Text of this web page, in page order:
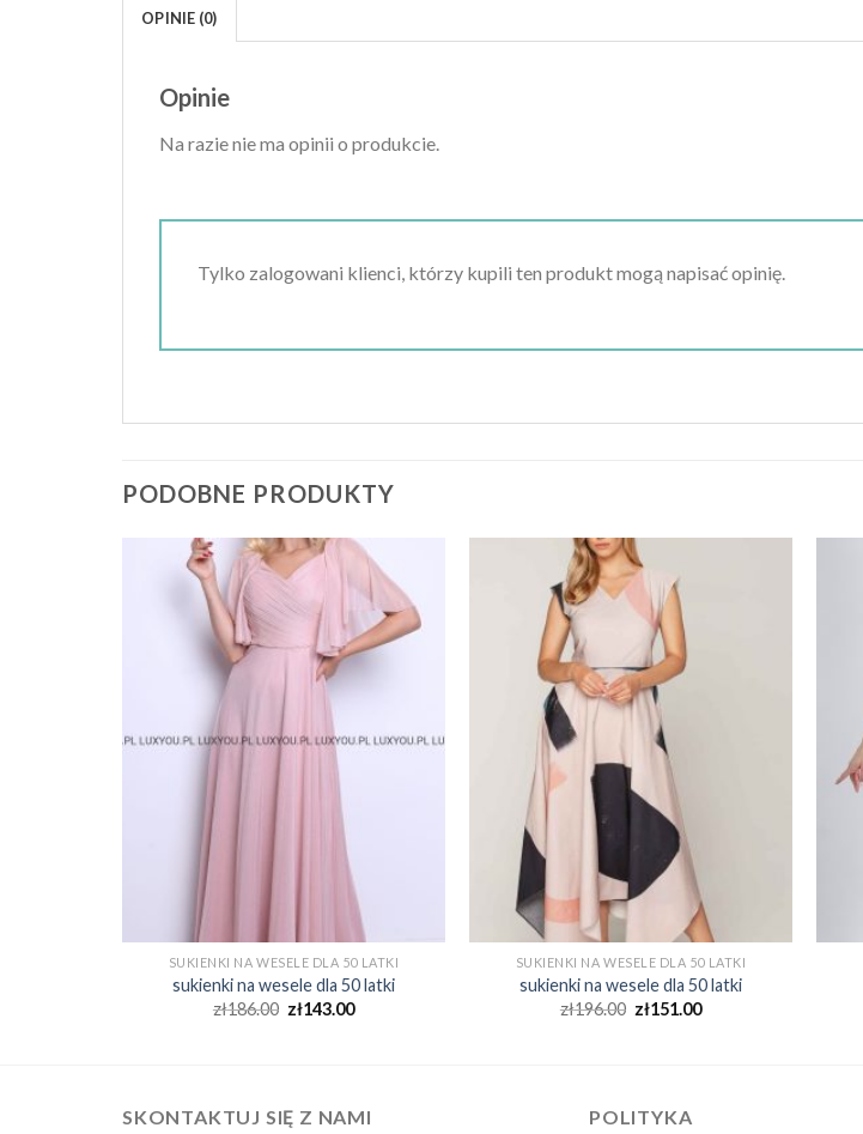
OPINIE (0)
Opinie
Na razie nie ma opinii o produkcie.
Tylko zalogowani klienci, którzy kupili ten produkt mogą napisać opinię.
PODOBNE PRODUKTY
SUKIENKI NA WESELE DLA 50 LATKI
sukienki na wesele dla 50 latki
zł186.00 zł143.00
SUKIENKI NA WESELE DLA 50 LATKI
sukienki na wesele dla 50 latki
zł196.00 zł151.00
SKONTAKTUJ SIĘ Z NAMI POLITYKA